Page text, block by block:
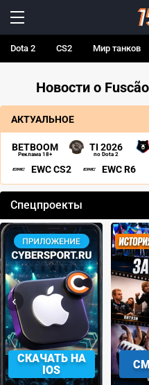
Dota 2 CS2 Мир танков
Новости о
АКТУАЛЬНОЕ
BETBOOM
Реклама 18+
TI 2026
по Dota 2
EWC CS2 EWC R6
Спецпроекты
СКАЧАТЬ НА
IOS
‹